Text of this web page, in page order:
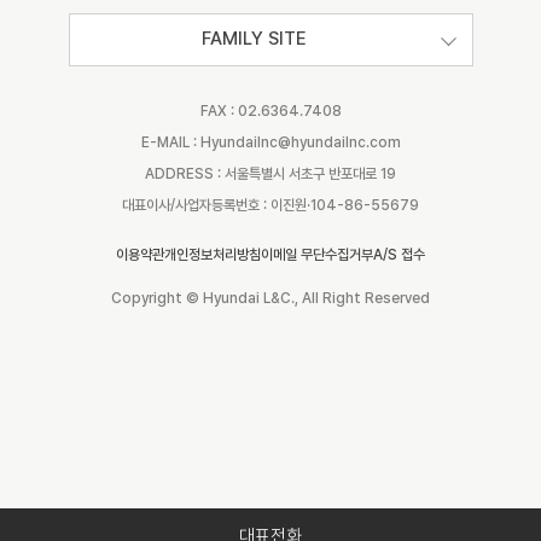
FAMILY SITE
FAX : 02.6364.7408
E-MAIL : Hyundailnc@hyundailnc.com
ADDRESS : 서울특별시 서초구 반포대로 19
대표이사/사업자등록번호 : 이진원·104-86-55679
이용약관개인정보처리방침이메일 무단수집거부A/S 접수
Copyright © Hyundai L&C., All Right Reserved
대표전화